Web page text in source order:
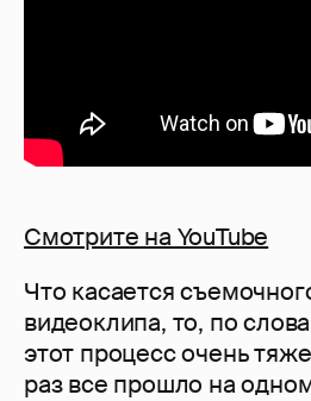
Смотрите на YouTube
Что касается
видеоклипа, то, по
этот процесс очень
раз все прошло на